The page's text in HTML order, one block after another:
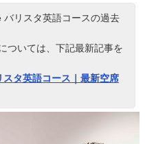
リスタ英語コースの過去
ついては、下記最新記事を
タ英語コース｜最新空席